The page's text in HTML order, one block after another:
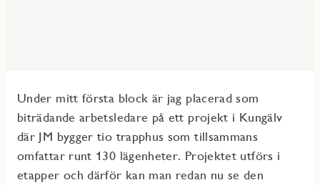
Under mitt första block är jag placerad som
biträdande arbetsledare på ett projekt i Kungälv
där JM bygger tio trapphus som tillsammans
omfattar runt 130 lägenheter. Projektet utförs i
etapper och därför kan man redan nu se den